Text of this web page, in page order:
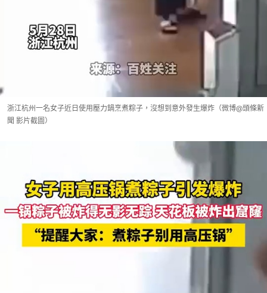
浙江杭州一名女子近日使用壓力鍋烹煮粽子，沒想到意外發生爆炸（微博@頭條新
聞 影片截圖）